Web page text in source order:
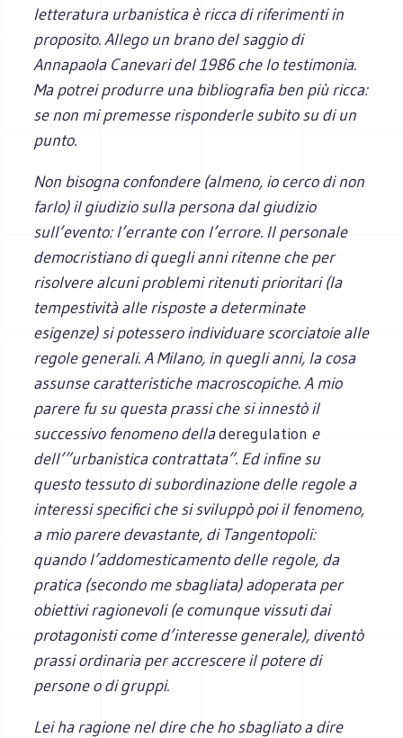
letteratura urbanistica è ricca di riferimenti in
proposito. Allego un brano del saggio di
Annapaola Canevari del 1986 che lo testimonia.
Ma potrei produrre una bibliografia ben più ricca:
se non mi premesse risponderle subito su di un
punto.
Non bisogna confondere (almeno, io cerco di non
farlo) il giudizio sulla persona dal giudizio
sull’evento: l’errante con l’errore. Il personale
democristiano di quegli anni ritenne che per
risolvere alcuni problemi ritenuti prioritari (la
tempestività alle risposte a determinate
esigenze) si potessero individuare scorciatoie alle
regole generali. A Milano, in quegli anni, la cosa
assunse caratteristiche macroscopiche. A mio
parere fu su questa prassi che si innestò il
successivo fenomeno delladeregulation e
dell’”urbanistica contrattata”. Ed infine su
questo tessuto di subordinazione delle regole a
interessi specifici che si sviluppò poi il fenomeno,
a mio parere devastante, di Tangentopoli:
quando l’addomesticamento delle regole, da
pratica (secondo me sbagliata) adoperata per
obiettivi ragionevoli (e comunque vissuti dai
protagonisti come d’interesse generale), diventò
prassi ordinaria per accrescere il potere di
persone o di gruppi.
Lei ha ragione nel dire che ho sbagliato a dire